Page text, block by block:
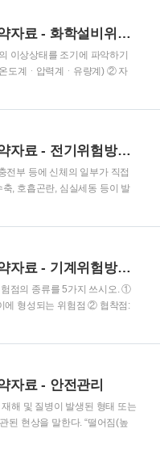
. ⑤ 작업장 아래에는 관계 근
고사항 ① 발생개요 및 피해상
자 대표의 의견 작업발판 및
험이 있는 장소에 설치하여야
산업안전기사 실기 작업형 요약자료 - 화학설비위험방지기술
이상상태를 조기에 파악하기
도계ᆞ압력계ᆞ유량계) ② 자
부의 이상상태를 조기에 파악
발을 일으키는 현상 ②
유출되어 구름 형태로 모여 점
에 폭발하는 현상 용융한 고열
수증기 폭발 방지 조치사항 ①
산업안전기사 실기 작업형 요약자료 - 전기위험방지기술
전부 등에 신체의 일부가 직접
, 호흡곤란, 심실세동 등이 발
발생한 섬락 접촉, 합성ᆞ혼촉
리표를 부착할 것 ③ 잔류전하
작업 대상 기기가 충전되었는
접지할 것 정전작업 중 관리사
상태 관리 ③ 근접활선에 대
산업안전기사 실기 작업형 요약자료 - 기계위험방지기술
점의 종류를 5가지 쓰시오. ①
에 형성되는 위험점 ② 협착점:
위험점 ③ 절단점: 회전하는
점: 회전하는 부분의 접선 방
계ㆍ기구의 방호조치에 대한
경우: 사업주의 허가를 받아
: 지체없이 원상으로 회복시
자료 - 안전관리
해 및 질병이 발생된 형태 또는
된 현상을 말한다. “떨어짐(높
람이 인력(중력)에 의하여 건